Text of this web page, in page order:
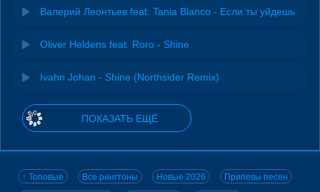
Валерий Леонтьев feat. Tania Blanco - Если ты уйдешь
Oliver Heldens feat. Roro - Shine
Ivahn Johan - Shine (Northsider Remix)
ПОКАЗАТЬ ЕЩЁ
↑ Топовые Все рингтоны Новые 2026 Припевы песен